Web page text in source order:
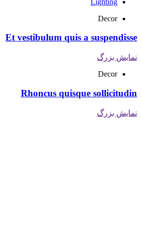
Decor
Et vestibulum quis a suspendisse
نمایش بزرگ
Decor
Rhoncus quisque sollicitudin
نمایش بزرگ